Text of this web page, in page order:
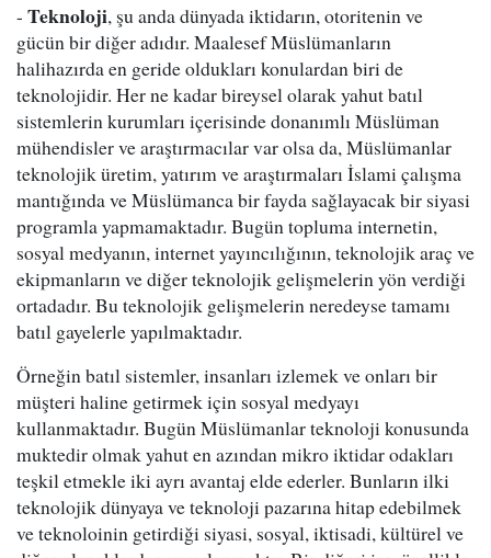
- Teknoloji, şu anda dünyada iktidarın, otoritenin ve
gücün bir diğer adıdır. Maalesef Müslümanların
halihazırda en geride oldukları konulardan biri de
teknolojidir. Her ne kadar bireysel olarak yahut batıl
sistemlerin kurumları içerisinde donanımlı Müslüman
mühendisler ve araştırmacılar var olsa da, Müslümanlar
teknolojik üretim, yatırım ve araştırmaları İslami çalışma
mantığında ve Müslümanca bir fayda sağlayacak bir siyasi
programla yapmamaktadır. Bugün topluma internetin,
sosyal medyanın, internet yayıncılığının, teknolojik araç ve
ekipmanların ve diğer teknolojik gelişmelerin yön verdiği
ortadadır. Bu teknolojik gelişmelerin neredeyse tamamı
batıl gayelerle yapılmaktadır.
Örneğin batıl sistemler, insanları izlemek ve onları bir
müşteri haline getirmek için sosyal medyayı
kullanmaktadır. Bugün Müslümanlar teknoloji konusunda
muktedir olmak yahut en azından mikro iktidar odakları
teşkil etmekle iki ayrı avantaj elde ederler. Bunların ilki
teknolojik dünyaya ve teknoloji pazarına hitap edebilmek
ve teknoloinin getirdiği siyasi, sosyal, iktisadi, kültürel ve